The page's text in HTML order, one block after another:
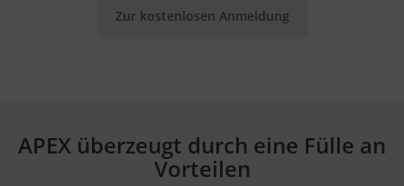
Zur kostenlosen Anmeldung
APEX überzeugt durch eine Fülle an
Vorteilen